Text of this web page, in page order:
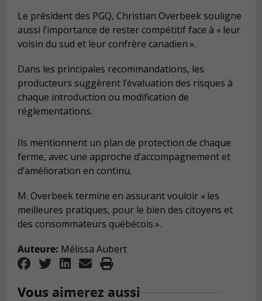
Le président des PGQ, Christian Overbeek souligne
aussi l’importance de rester compétitif face à « leur
voisin du sud et leur confrère canadien ».
Dans les principales recommandations, les
producteurs suggèrent l’évaluation des risques à
chaque introduction ou modification de
réglementations.
Ils mentionnent un plan de protection de chaque
ferme, avec une approche d’accompagnement et
d’amélioration en continu.
M. Overbeek termine en assurant vouloir « les
meilleures pratiques, pour le bien des citoyens et
des consommateurs québécois ».
Auteure: Mélissa Aubert
Vous aimerez aussi